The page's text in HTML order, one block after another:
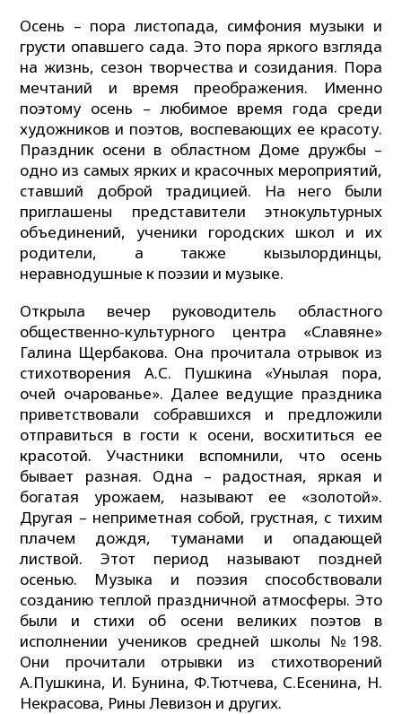
Осень – пора листопада, симфония музыки и
грусти опавшего сада. Это пора яркого взгляда
на жизнь, сезон творчества и созидания. Пора
мечтаний и время преображения. Именно
поэтому осень – любимое время года среди
художников и поэтов, воспевающих ее красоту.
Праздник осени в областном Доме дружбы –
одно из самых ярких и красочных мероприятий,
ставший доброй традицией. На него были
приглашены представители этнокультурных
объединений, ученики городских школ и их
родители, а также кызылординцы,
неравнодушные к поэзии и музыке.
Открыла вечер руководитель областного
общественно-культурного центра «Славяне»
Галина Щербакова. Она прочитала отрывок из
стихотворения А.С. Пушкина «Унылая пора,
очей очарованье». Далее ведущие праздника
приветствовали собравшихся и предложили
отправиться в гости к осени, восхититься ее
красотой. Участники вспомнили, что осень
бывает разная. Одна – радостная, яркая и
богатая урожаем, называют ее «золотой».
Другая – неприметная собой, грустная, с тихим
плачем дождя, туманами и опадающей
листвой. Этот период называют поздней
осенью. Музыка и поэзия способствовали
созданию теплой праздничной атмосферы. Это
были и стихи об осени великих поэтов в
исполнении учеников средней школы №198.
Они прочитали отрывки из стихотворений
А.Пушкина, И. Бунина, Ф.Тютчева, С.Есенина, Н.
Некрасова, Рины Левизон и других.